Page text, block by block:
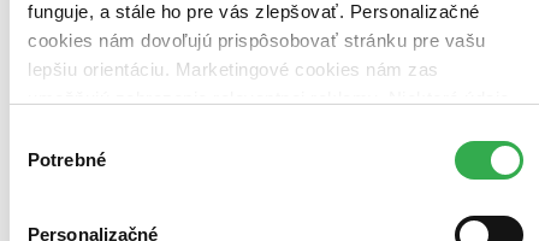
funguje, a stále ho pre vás zlepšovať. Personalizačné
cookies nám dovoľujú prispôsobovať stránku pre vašu
lepšiu orientáciu. Marketingové cookies nám zas
keby sme mohli používať všetky tieto cookies. Ďakujeme!
súhlasu
Potrebné
Personalizačné
Zoradiť